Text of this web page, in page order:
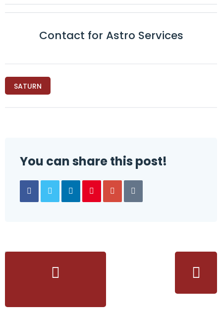
Contact for Astro Services
SATURN
You can share this post!